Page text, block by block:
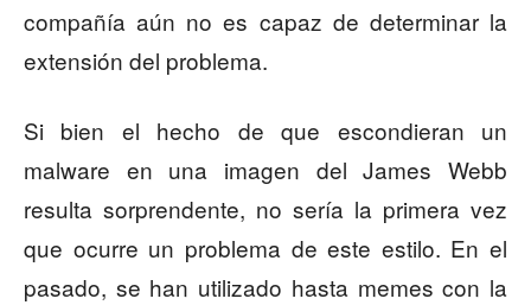
compañía aún no es capaz de determinar la
extensión del problema.
Si bien el hecho de que escondieran un
malware en una imagen del James Webb
resulta sorprendente, no sería la primera vez
que ocurre un problema de este estilo. En el
pasado, se han utilizado hasta memes con la